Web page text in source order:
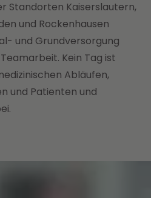
Standorten Kaiserslautern,
und Rockenhausen
und Grundversorgung
Kein Tag ist
Abläufen,
und Patienten und